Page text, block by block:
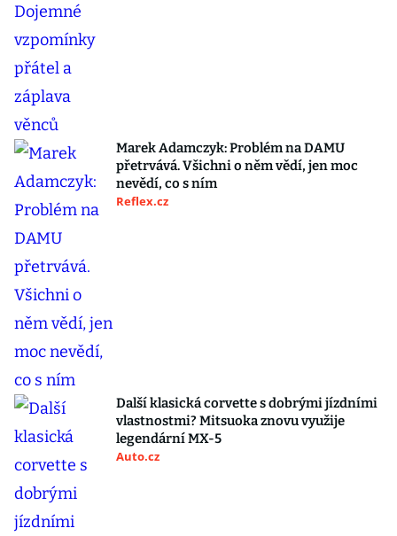
Marek Adamczyk: Problém na DAMU
přetrvává. Všichni o něm vědí, jen moc
nevědí, co s ním
Reflex.cz
Další klasická corvette s dobrými jízdními
vlastnostmi? Mitsuoka znovu využije
legendární MX-5
Auto.cz